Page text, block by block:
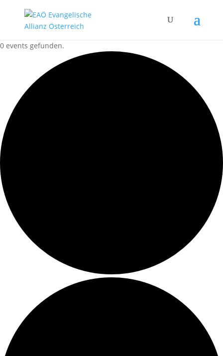
0 events gefunden.